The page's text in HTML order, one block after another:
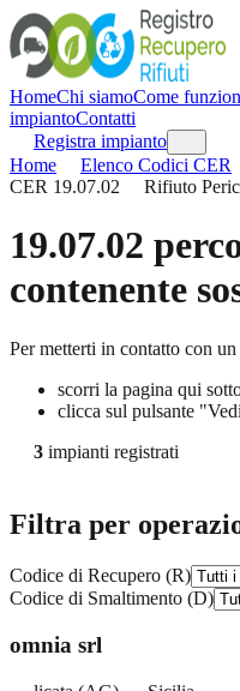
HomeChi siamoCome
impiantoContatti
Registra impianto
Home
Elenco Codici CER
CER 19.07.02 Rifiuto
19.07.02
contenente
Per metterti in contatto con
scorri la pagina qui
clicca sul pulsante
3 impianti registrati
Filtra per
Codice di Recupero (R)
Codice di Smaltimento (D)
omnia srl